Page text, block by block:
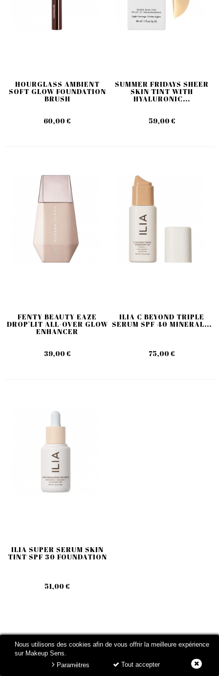
Nous utilisons des cookies afin de vous offrir la meilleure expérience
sur Makeup Sens.
Tout accepter
Paramètres
HOURGLASS AMBIENT
SOFT GLOW FOUNDATION
BRUSH
60,00 €
SUMMER FRIDAYS SHEER
SKIN TINT WITH
HYALURONIC...
59,00 €
FENTY BEAUTY EAZE
DROP'LIT ALL-OVER GLOW
ENHANCER
39,00 €
ILIA C BEYOND TRIPLE
SERUM SPF 40 MINERAL...
75,00 €
ILIA SUPER SERUM SKIN
TINT SPF 30 FOUNDATION
51,00 €
MARQUES